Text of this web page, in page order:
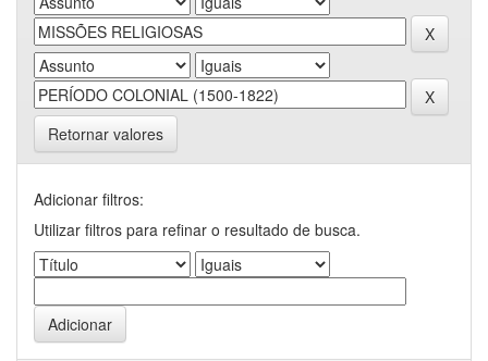
Retornar valores
Adicionar filtros:
Utilizar filtros para refinar o resultado de busca.